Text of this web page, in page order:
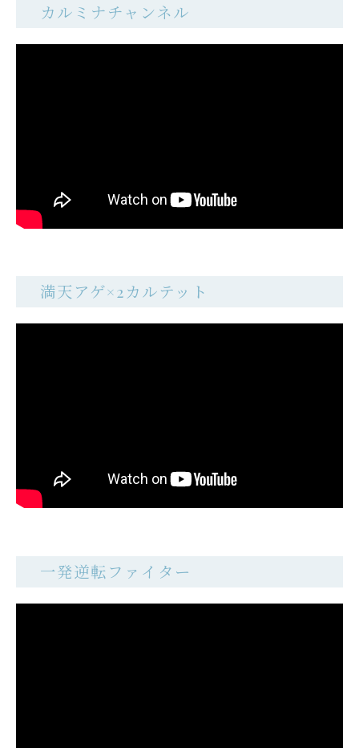
カルミナチャンネル
満天アゲ×2カルテット
一発逆転ファイター